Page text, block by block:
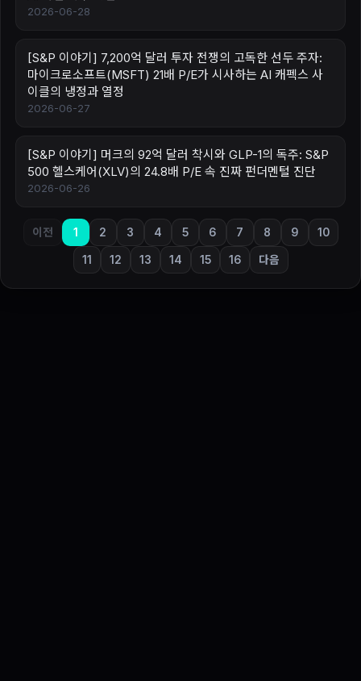
2026-06-28
[S&P 이야기] 7,200억 달러 투자 전쟁의 고독한 선두 주자:
마이크로소프트(MSFT) 21배 P/E가 시사하는 AI 캐펙스 사
이클의 냉정과 열정
2026-06-27
[S&P 이야기] 머크의 92억 달러 착시와 GLP-1의 독주: S&P
500 헬스케어(XLV)의 24.8배 P/E 속 진짜 펀더멘털 진단
2026-06-26
이전 1 2 3 4 5 6 7 8 9 10
11 12 13 14 15 16 다음